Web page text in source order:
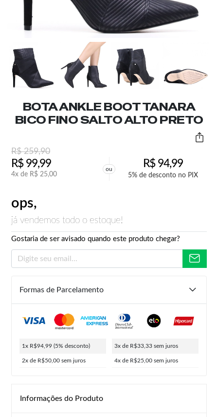
BOTA ANKLE BOOT TANARA
BICO FINO SALTO ALTO PRETO
R$259,90
R$99,99
4x de R$ 25,00
ou R$94,99
5% de desconto no PIX
ops,
já vendemos todo o estoque!
Gostaria de ser avisado quando este produto chegar?
Formas de Parcelamento
1x R$94,99 (5% desconto)
2x de R$50,00 sem juros
3x de R$33,33 sem juros
4x de R$25,00 sem juros
Informações do Produto